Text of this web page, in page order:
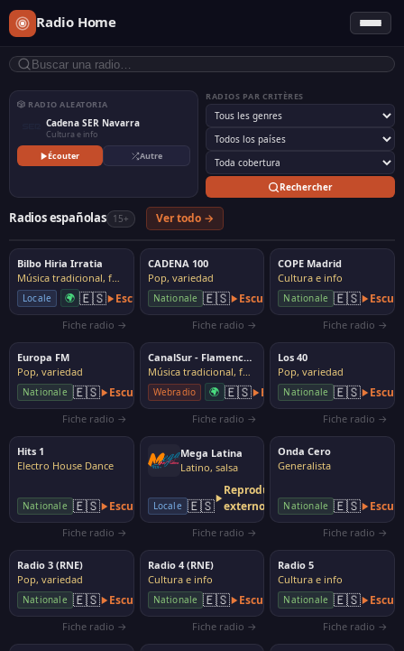
Radio Home
🎲 RADIO ALEATORIA
Cadena SER Navarra
Cultura e info
Écouter
Autre
RADIOS PAR CRITÈRES
Rechercher
Radios españolas 15+ Ver todo →
Bilbo Hiria Irratia
Música tradicional, folk
Locale 🌍 🇪🇸 Escuchar
Fiche radio →
CADENA 100
Pop, variedad
Nationale 🇪🇸 Escuchar
Fiche radio →
COPE Madrid
Cultura e info
Nationale 🇪🇸
Fiche radio →
Europa FM
Pop, variedad
Nationale 🇪🇸 Escuchar
Fiche radio →
CanalSur - Flamenco Radio
Música tradicional, folk
Webradio 🌍 🇪🇸 Escuchar
Fiche radio →
Los 40
Pop, variedad
Nationale 🇪🇸
Fiche radio →
Hits 1
Electro House Dance
Nationale 🇪🇸 Escuchar
Fiche radio →
Mega Latina
Latino, salsa
Locale 🇪🇸
Reproductor
externo
Fiche radio →
Onda Cero
Generalista
Nationale 🇪🇸
Fiche radio →
Radio 3 (RNE)
Pop, variedad
Nationale 🇪🇸 Escuchar
Fiche radio →
Radio 4 (RNE)
Cultura e info
Nationale 🇪🇸 Escuchar
Fiche radio →
Radio 5
Cultura e info
Nationale 🇪🇸
Fiche radio →